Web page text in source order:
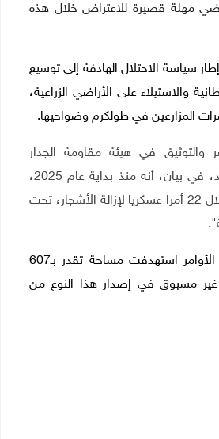
مهلة قصيرة للاعتراض خلال هذه
سياسة الاحتلال الهادفة إلى توسيع
والاستيلاء على الأراضي الزراعية،
المزارعين في طولكرم وضواحيها.
والتوثيق في هيئة مقاومة الجدار
والاستيطان أمير داوود، في بيان، أنه منذ بداية عام 2025،
أصدرت سلطات الاحتلال 22 أمرا عسكريا لإزالة الأشجار، تحت
"
.
وأضاف داوود: "هذه الأوامر استهدفت مساحة تقدر بـ607
مسبوق في إصدار هذا النوع من